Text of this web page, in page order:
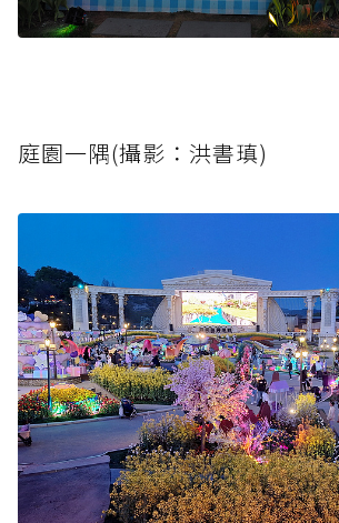
庭園一隅(攝影：洪書瑱)